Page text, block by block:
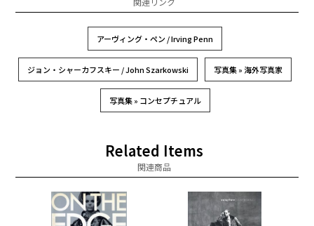
アーヴィング・ペン / Irving Penn
ジョン・シャーカフスキー / John Szarkowski 写真集 » 海外写真家
写真集 » コンセプチュアル
Related Items
関連商品